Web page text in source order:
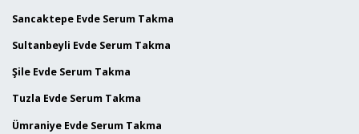
Sancaktepe Evde Serum Takma
Sultanbeyli Evde Serum Takma
Şile Evde Serum Takma
Tuzla Evde Serum Takma
Ümraniye Evde Serum Takma